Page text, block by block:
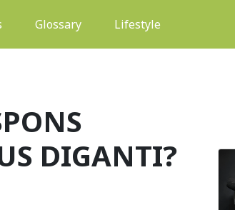
(current)Glossary Lifestyle
DIGANTI?